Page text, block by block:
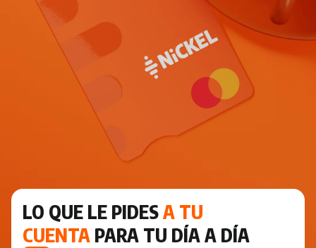
LO QUE LE PIDESA TU
CUENTA PARA TU DÍA A DÍA